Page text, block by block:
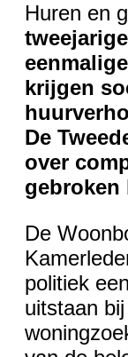
Huren en
krijgen
De
over
gebroken
De
politiek
uitstaan